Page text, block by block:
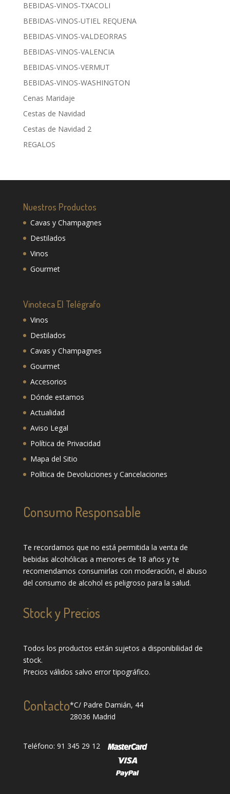
BEBIDAS-VINOS-TXACOLI
BEBIDAS-VINOS-UTIEL REQUENA
BEBIDAS-VINOS-VALDEORRAS
BEBIDAS-VINOS-VALENCIA
BEBIDAS-VINOS-VERMUT
BEBIDAS-VINOS-WASHINGTON
Cenas Maridaje
Cestas de Navidad
Cestas de Navidad 2
REGALOS
Nuestros Productos
Cavas y Champagnes
Destilados
Vinos
Gourmet
Vinoteca El Telégrafo
Vinos
Destilados
Cavas y Champagnes
Gourmet
Accesorios
Dónde estamos
Actualidad
Aviso Legal
Política de Privacidad
Mapa del Sitio
Política de Devoluciones y Cancelaciones
Consumo Responsable
Te recordamos que no está permitida la venta de
bebidas alcohólicas a menores de 18 años y te
recomendamos consumirlas con moderación, el abuso
del consumo de alcohol es peligroso para la salud.
Stock y Precios
Todos los productos están sujetos a disponibilidad de
stock.
Precios válidos salvo error tipográfico.
Contacto*C/ Padre Damián, 44
28036 Madrid
Teléfono: 91 345 29 12